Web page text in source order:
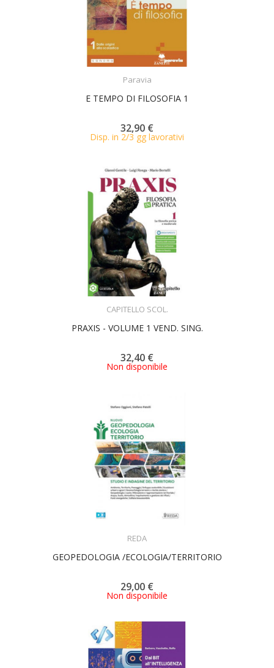
Paravia
E TEMPO DI FILOSOFIA 1
32,90 €
Disp. in 2/3 gg lavorativi
CAPITELLO SCOL.
PRAXIS - VOLUME 1 VEND. SING.
32,40 €
Non disponibile
REDA
GEOPEDOLOGIA /ECOLOGIA/TERRITORIO
29,00 €
Non disponibile